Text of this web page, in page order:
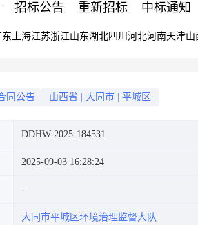
招标公告 重新招标 中标通知
东 上海江苏浙江山东湖北四川 河北河南天津山
同公告 山西省 大同市 平城区
DDHW-2025-184531
2025-09-03 16:28:24
大同市平城区环境治理监督大队